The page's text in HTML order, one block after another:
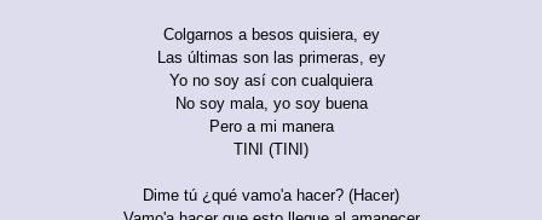
Colgarnos a besos quisiera, ey
Las últimas son las primeras, ey
Yo no soy así con cualquiera
No soy mala, yo soy buena
Pero a mi manera
TINI (TINI)
Dime tú ¿qué vamo'a hacer? (Hacer)